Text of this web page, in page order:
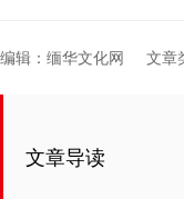
编辑：缅华文化网 文章
文章导读